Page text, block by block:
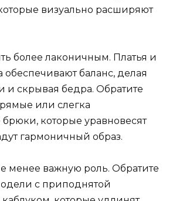
визуально расширяют
более лаконичным. Платья и
обеспечивают баланс, делая
и скрывая бедра. Обратите
или слегка
которые уравновесят
гармоничный образ.
менее важную роль. Обратите
с приподнятой